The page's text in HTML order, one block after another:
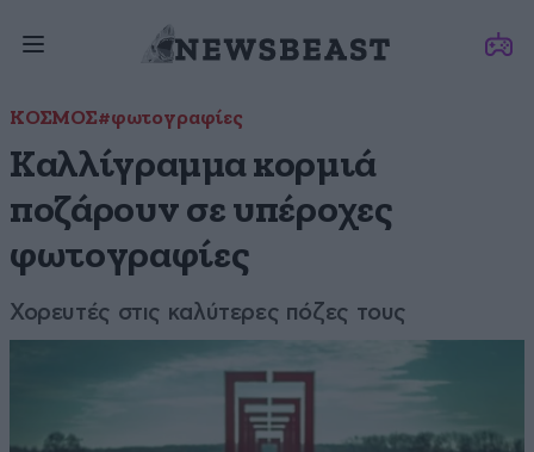
ΚΟΣΜΟΣ#φωτογραφίες
Καλλίγραμμα κορμιά
ποζάρουν σε υπέροχες
φωτογραφίες
Χορευτές στις καλύτερες πόζες τους